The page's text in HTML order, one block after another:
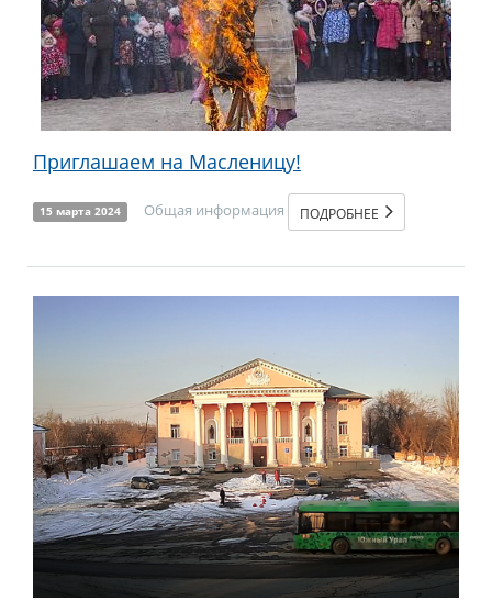
Приглашаем на Масленицу!
15 марта 2024 Общая информация ПОДРОБНЕЕ